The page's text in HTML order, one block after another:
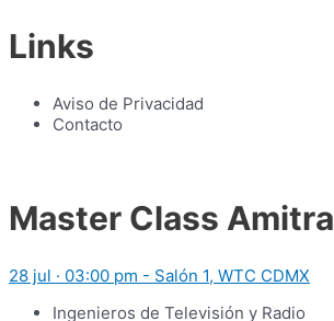
Links
Aviso de Privacidad
Contacto
Master Class Amitra
28 jul · 03:00 pm - Salón 1, WTC CDMX
Ingenieros de Televisión y Radio